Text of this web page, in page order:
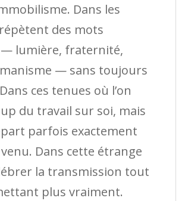
Dans les
des mots
lumière, fraternité,
— sans toujours
ces tenues où l’on
du travail sur soi, mais
parfois exactement
Dans cette étrange
la transmission tout
plus vraiment.